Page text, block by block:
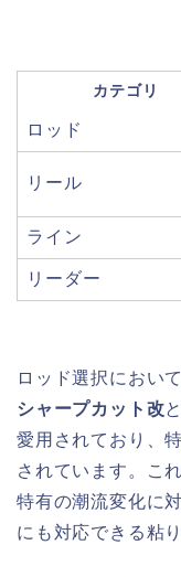
カテゴリ
ロッド
リール
ライン
リーダー
ロッド選択において
シャープカット改
愛用されており、
されています。こ
特有の潮流変化に
にも対応できる粘